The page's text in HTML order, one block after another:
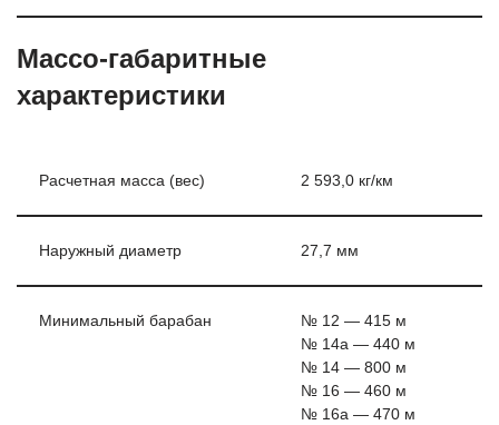
Массо-габаритные
характеристики
Расчетная масса (вес) 2 593,0 кг/км
Наружный диаметр 27,7 мм
Минимальный барабан
№ 12 — 415 м
№ 14а — 440 м
№ 14 — 800 м
№ 16 — 460 м
№ 16а — 470 м